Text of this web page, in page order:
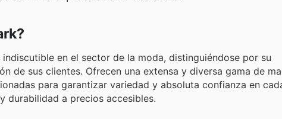
en el sector de la moda, distinguiéndose por su
de sus clientes. Ofrecen una extensa y diversa gama de
para garantizar variedad y absoluta confianza en
durabilidad a precios accesibles.